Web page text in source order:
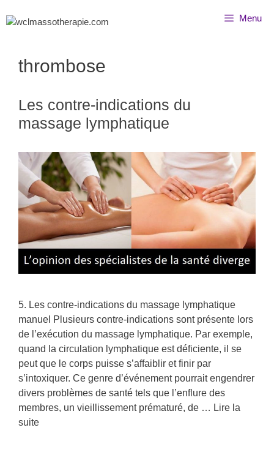
Menu
thrombose
Les contre-indications du
massage lymphatique
5. Les contre-indications du massage lymphatique
manuel Plusieurs contre-indications sont présente lors
de l’exécution du massage lymphatique. Par exemple,
quand la circulation lymphatique est déficiente, il se
peut que le corps puisse s’affaiblir et finir par
s’intoxiquer. Ce genre d’événement pourrait engendrer
divers problèmes de santé tels que l’enflure des
membres, un vieillissement prématuré, de … Lire la
suite